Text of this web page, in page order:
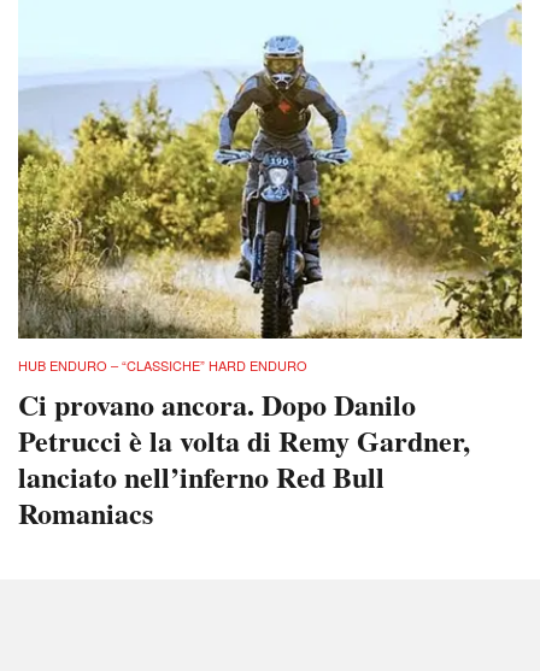
HUB ENDURO – “CLASSICHE” HARD ENDURO
Ci provano ancora. Dopo Danilo
Petrucci è la volta di Remy Gardner,
lanciato nell’inferno Red Bull
Romaniacs